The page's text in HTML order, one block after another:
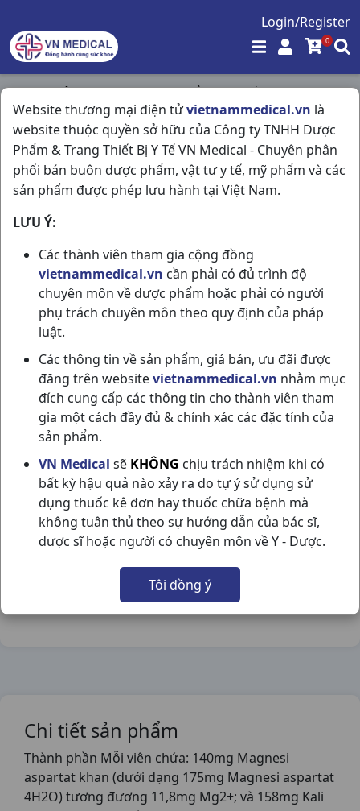
Login/Register
0
Website thương mại điện tửvietnammedical.vn là
website thuộc quyền sở hữu của Công ty TNHH Dược
Phẩm & Trang Thiết Bị Y Tế VN Medical - Chuyên phân
phối bán buôn dược phẩm, vật tư y tế, mỹ phẩm và các
sản phẩm được phép lưu hành tại Việt Nam.
LƯU Ý:
Các thành viên tham gia cộng đồng
vietnammedical.vn cần phải có đủ trình độ
chuyên môn về dược phẩm hoặc phải có người
phụ trách chuyên môn theo quy định của pháp
luật.
Các thông tin về sản phẩm, giá bán, ưu đãi được
đăng trên websitevietnammedical.vn nhằm mục
đích cung cấp các thông tin cho thành viên tham
gia một cách đầy đủ & chính xác các đặc tính của
sản phẩm.
VN Medical sẽ KHÔNG chịu trách nhiệm khi có
bất kỳ hậu quả nào xảy ra do tự ý sử dụng sử
dụng thuốc kê đơn hay thuốc chữa bệnh mà
không tuân thủ theo sự hướng dẫn của bác sĩ,
dược sĩ hoặc người có chuyên môn về Y - Dược.
Tôi đồng ý
Trang chủ / Tim Mạch - Lợi Tiểu- Nội Tiết /
Panangin C50v Hungary
PANANGIN C50V HUNGARY
NSX:Hungary
Nhóm hàng:Tim Mạch - Lợi Tiểu- Nội Tiết,
Chia sẻ qua mạng xã hội:
Chi tiết sản phẩm
Thành phần Mỗi viên chứa: 140mg Magnesi
aspartat khan (dưới dạng 175mg Magnesi aspartat
4H2O) tương đương 11,8mg Mg2+; và 158mg Kali